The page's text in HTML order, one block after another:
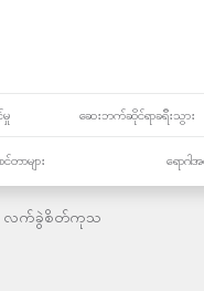
မှု ဆေးဘက်ဆိုင်ရာခရီးသွား
ာများ ရောဂါ
လက်ခွဲစိတ်ကုသ